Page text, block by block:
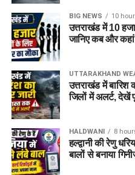
BIG NEWS 10
उत्तराखंड में 10
जानिए कब और
UTTARAKHAND
उत्तराखंड में
जिलों में अलर्ट, देखें
HALDWANI 8
हल्द्वानी की रेणु
बालों से बनाया